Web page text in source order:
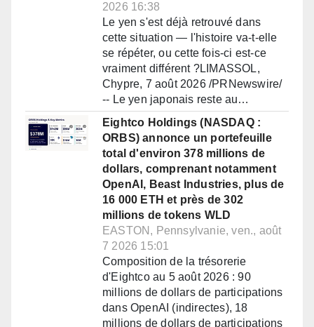
2026 16:38
Le yen s'est déjà retrouvé dans
cette situation — l'histoire va-t-elle
se répéter, ou cette fois-ci est-ce
vraiment différent ?LIMASSOL,
Chypre, 7 août 2026 /PRNewswire/
-- Le yen japonais reste au…
Eightco Holdings (NASDAQ :
ORBS) annonce un portefeuille
total d'environ 378 millions de
dollars, comprenant notamment
OpenAI, Beast Industries, plus de
16 000 ETH et près de 302
millions de tokens WLD
EASTON, Pennsylvanie, ven., août
7 2026 15:01
Composition de la trésorerie
d'Eightco au 5 août 2026 : 90
millions de dollars de participations
dans OpenAI (indirectes), 18
millions de dollars de participations